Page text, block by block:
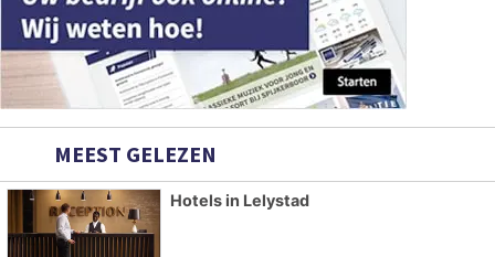
MEEST GELEZEN
Hotels in Lelystad